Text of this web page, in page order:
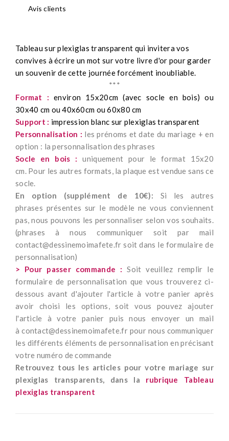
Avis clients
Tableau sur plexiglas transparent qui invitera vos
convives à écrire un mot sur votre livre d'or pour garder
un souvenir de cette journée forcément inoubliable.
***
Format : environ 15x20cm (avec socle en bois) ou
30x40 cm ou 40x60cm ou 60x80 cm
Support : impression blanc sur plexiglas transparent
Personnalisation : les prénoms et date du mariage + en
option : la personnalisation des phrases
Socle en bois : uniquement pour le format 15x20
cm. Pour les autres formats, la plaque est vendue sans ce
socle.
En option (supplément de 10€): Si les autres
phrases présentes sur le modèle ne vous conviennent
pas, nous pouvons les personnaliser selon vos souhaits.
(phrases à nous communiquer soit par mail
contact@dessinemoimafete.fr soit dans le formulaire de
personnalisation)
> Pour passer commande : Soit veuillez remplir le
formulaire de personnalisation que vous trouverez ci-
dessous avant d'ajouter l'article à votre panier après
avoir choisi les options, soit vous pouvez ajouter
l'article à votre panier puis nous envoyer un mail
àcontact@dessinemoimafete.frpour nous communiquer
les différents éléments de personnalisation en précisant
votre numéro de commande
Retrouvez tous les articles pour votre mariage sur
plexiglas transparents, dans la rubrique Tableau
plexiglas transparent